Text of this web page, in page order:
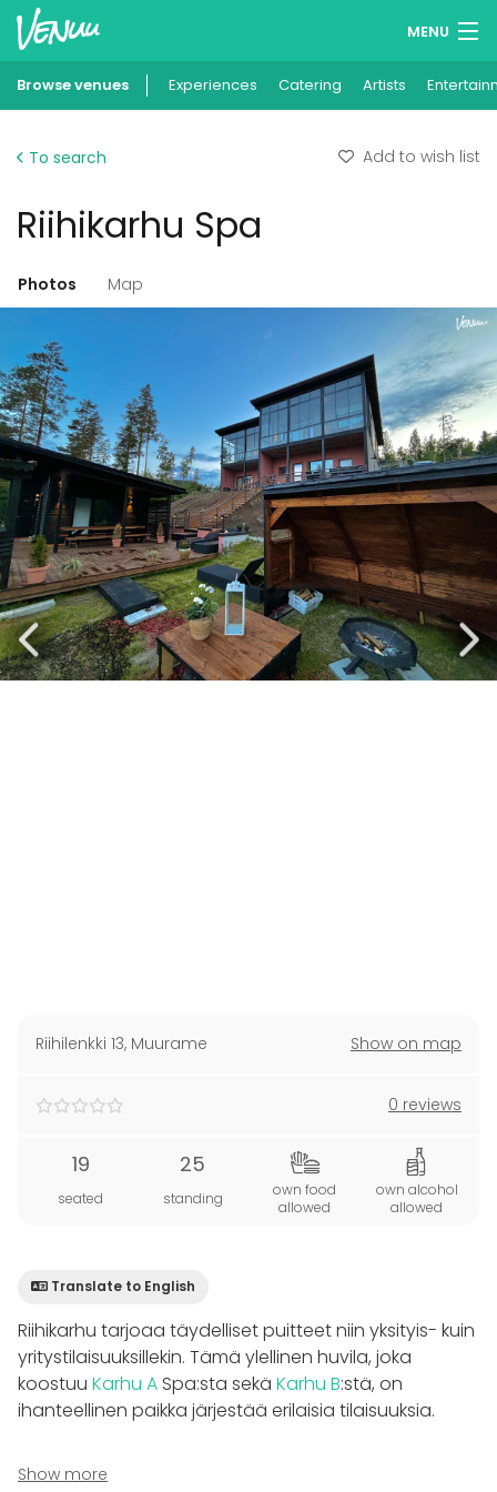
MENU
Wish lists
Add your venue
Browse venues Experiences Catering Artists
To search Add to wish list
Riihikarhu Spa
Photos Map
Riihilenkki 13, Muurame Show on map
0 reviews
19
seated
25
standing
own food
allowed
own alcohol
allowed
Translate to English
Riihikarhu tarjoaa täydelliset puitteet niin yksityis- kuin
yritystilaisuuksillekin. Tämä ylellinen huvila, joka
koostuu Karhu A Spa:sta sekä Karhu B:stä, on
ihanteellinen paikka järjestää erilaisia tilaisuuksia.
Riihikarhu yhdistää tilat saumattomasti, luoden
Show more